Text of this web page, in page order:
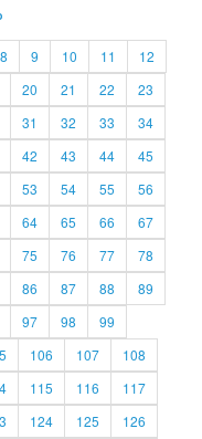
8 9 10 11
12
20 21 22
23
31 32 33
34
42 43 44
45
53 54 55
56
64 65 66
67
75 76 77
78
86 87 88
89
97 98
99
106 107
108
115 116
117
124 125
126